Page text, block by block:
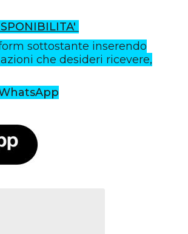
sottostante inserendo
che desideri ricevere,